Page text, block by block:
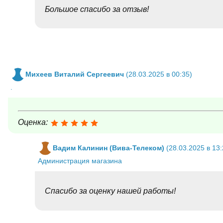
Большое спасибо за отзыв!
Михеев Виталий Сергеевич (28.03.2025 в 00:35)
Оценка:
Вадим Калинин (Вива-Телеком) (28.03.2025 в
Администрация магазина
Спасибо за оценку нашей работы!